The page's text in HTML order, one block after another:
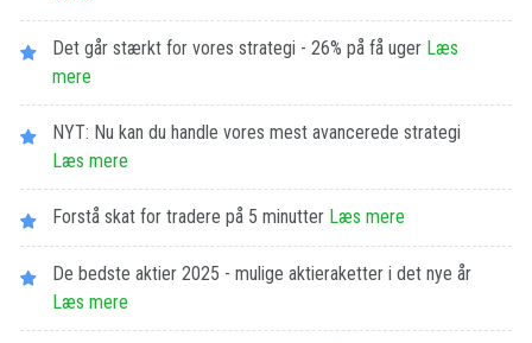
Det går stærkt for vores strategi - 26% på få uger Læs
mere
NYT: Nu kan du handle vores mest avancerede strategi
Læs mere
Forstå skat for tradere på 5 minutter Læs mere
De bedste aktier 2025 - mulige aktieraketter i det nye år
Læs mere